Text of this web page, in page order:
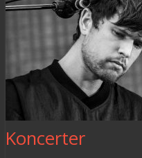
Koncerter